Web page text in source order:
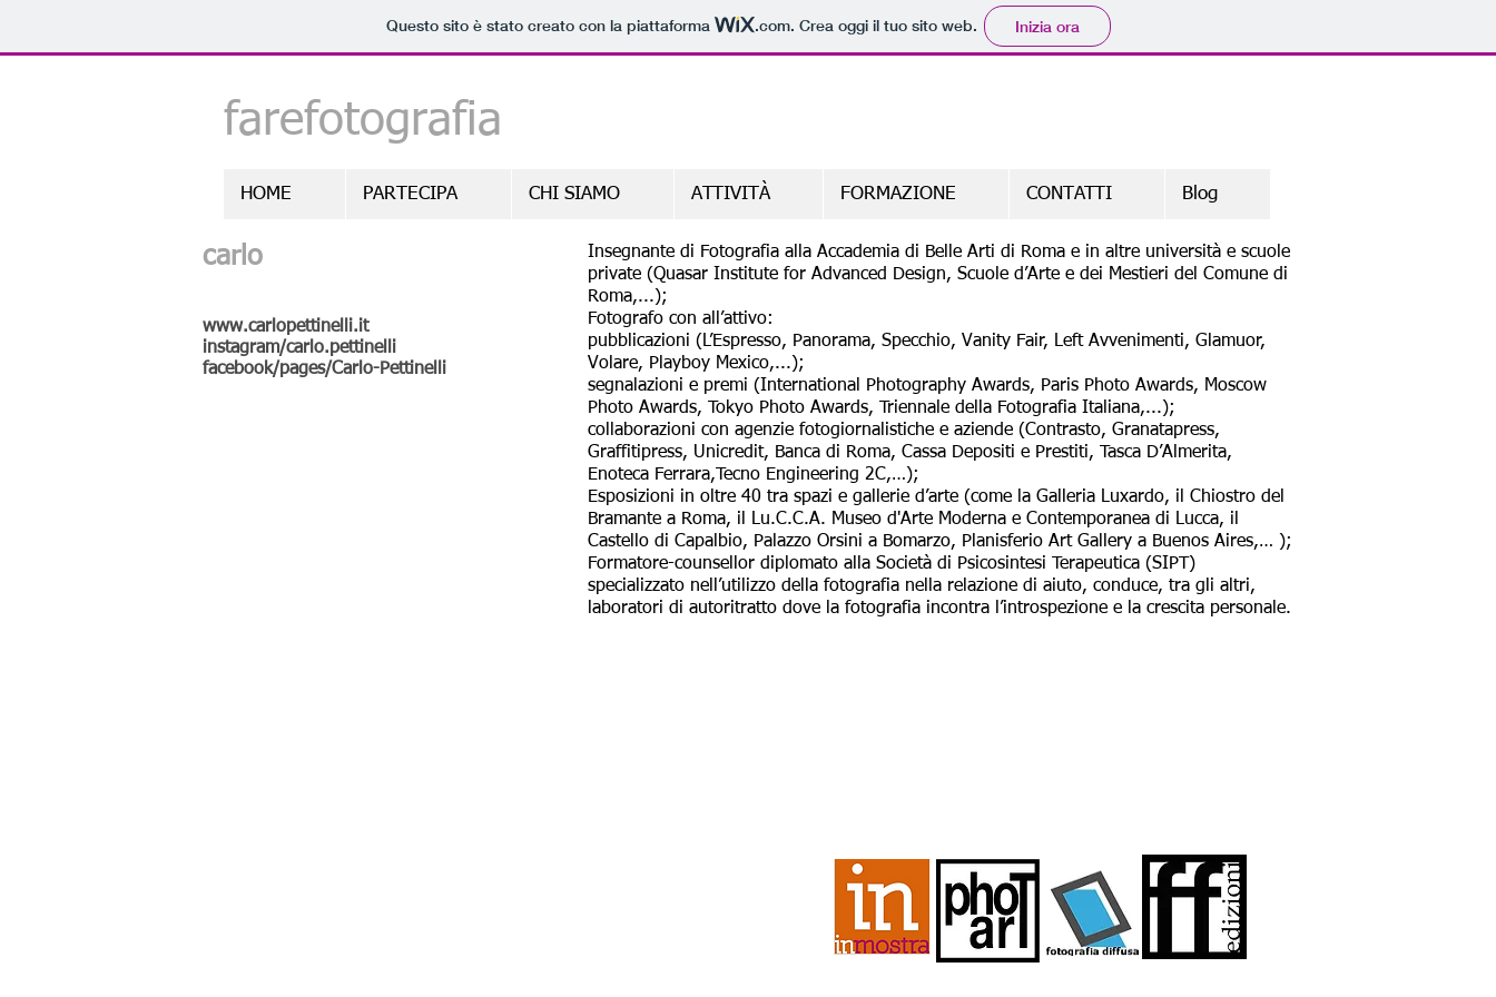
Questo sito è stato creato con la piattaforma .com. Crea oggi il tuo sito web. Inizia ora
farefotografia
HOME PARTECIPA CHI SIAMO ATTIVITÀ FORMAZIONE CONTATTI Blog
carlo
www.carlopettinelli.it
instagram/carlo.pettinelli
facebook/pages/Carlo-Pettinelli
Insegnante di Fotografia alla Accademia di Belle Arti di Roma e in altre università e scuole
private (Quasar Institute for Advanced Design, Scuole d’Arte e dei Mestieri del Comune di
Roma,...);
Fotografo con all’attivo:
pubblicazioni (L’Espresso, Panorama, Specchio, Vanity Fair, Left Avvenimenti, Glamuor,
Volare, Playboy Mexico,...);
segnalazioni e premi (International Photography Awards, Paris Photo Awards, Moscow
Photo Awards, Tokyo Photo Awards, Triennale della Fotografia Italiana,...);
collaborazioni con agenzie fotogiornalistiche e aziende (Contrasto, Granatapress,
Graffitipress, Unicredit, Banca di Roma, Cassa Depositi e Prestiti, Tasca D’Almerita,
Enoteca Ferrara,Tecno Engineering 2C,…);
Esposizioni in oltre 40 tra spazi e gallerie d’arte (come la Galleria Luxardo, il Chiostro del
Bramante a Roma, il Lu.C.C.A. Museo d'Arte Moderna e Contemporanea di Lucca, il
Castello di Capalbio, Palazzo Orsini a Bomarzo, Planisferio Art Gallery a Buenos Aires,… );
Formatore-counsellor diplomato alla Società di Psicosintesi Terapeutica (SIPT)
specializzato nell’utilizzo della fotografia nella relazione di aiuto, conduce, tra gli altri,
laboratori di autoritratto dove la fotografia incontra l’introspezione e la crescita personale.